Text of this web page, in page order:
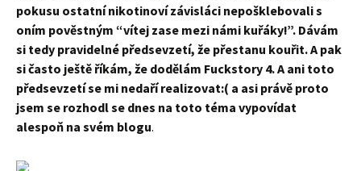
pokusu ostatní nikotinoví závisláci nepošklebovali s
oním pověstným “vítej zase mezi námi kuřáky!”. Dávám
si tedy pravidelné předsevzetí, že přestanu kouřit. A pak
si často ještě říkám, že dodělám Fuckstory 4. A ani toto
předsevzetí se mi nedaří realizovat:( a asi právě proto
jsem se rozhodl se dnes na toto téma vypovídat
alespoň na svém blogu.